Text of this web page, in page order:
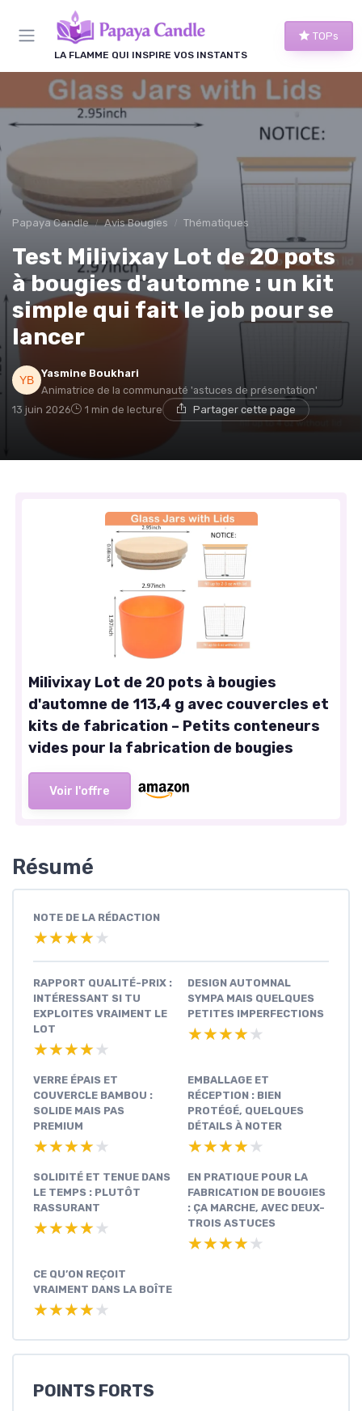
LA FLAMME QUI INSPIRE VOS INSTANTS
TOPs
Papaya Candle Avis Bougies Thématiques
Test Milivixay Lot de 20 pots
à bougies d'automne : un kit
simple qui fait le job pour se
lancer
Yasmine Boukhari
Animatrice de la communauté 'astuces de présentation'
13 juin 2026
1 min de lecture Partager cette page
Milivixay Lot de 20 pots à bougies
d'automne de 113,4 g avec couvercles et
kits de fabrication – Petits conteneurs
vides pour la fabrication de bougies
Voir l'offre
Résumé
NOTE DE LA RÉDACTION
★★★★★
★★★★★
RAPPORT QUALITÉ-PRIX :
INTÉRESSANT SI TU
EXPLOITES VRAIMENT LE
LOT
★★★★★
★★★★★
DESIGN AUTOMNAL
SYMPA MAIS QUELQUES
PETITES IMPERFECTIONS
★★★★★
★★★★★
VERRE ÉPAIS ET
COUVERCLE BAMBOU :
SOLIDE MAIS PAS
PREMIUM
★★★★★
★★★★★
EMBALLAGE ET
RÉCEPTION : BIEN
PROTÉGÉ, QUELQUES
DÉTAILS À NOTER
★★★★★
★★★★★
SOLIDITÉ ET TENUE DANS
LE TEMPS : PLUTÔT
RASSURANT
★★★★★
★★★★★
EN PRATIQUE POUR LA
FABRICATION DE BOUGIES
: ÇA MARCHE, AVEC DEUX-
TROIS ASTUCES
★★★★★
★★★★★
CE QU’ON REÇOIT
VRAIMENT DANS LA BOÎTE
★★★★★
★★★★★
POINTS FORTS
Panneau de gestion des cookies